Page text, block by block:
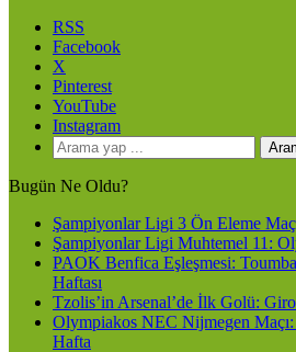
RSS
Facebook
X
Pinterest
YouTube
Instagram
Bugün Ne Oldu?
Şampiyonlar Ligi 3 Ön Eleme
Şampiyonlar Ligi Muhtemel 11:
PAOK Benfica Eşleşmesi:
Haftası
Tzolis’in Arsenal’de İlk Golü:
Olympiakos NEC Nijmegen
Hafta